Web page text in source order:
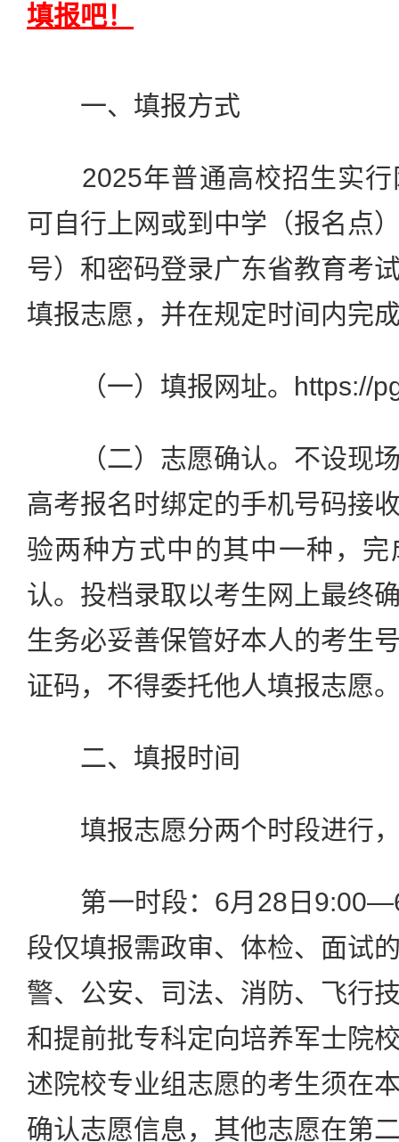
填报吧！
一、填报方式
2025年普通高校招生实行
可自行上网或到中学（报名点
号）和密码登录广东省教育考
填报志愿，并在规定时间内完
（一）填报网址。https://
（二）志愿确认。不设现场
高考报名时绑定的手机号码接
验两种方式中的其中一种，
认。投档录取以考生网上最终
生务必妥善保管好本人的考生
证码，不得委托他人填报志愿
二、填报时间
填报志愿分两个时段进行，
第一时段：6月28日9:00—6
段仅填报需政审、体检、面试
警、公安、司法、消防、飞行
和提前批专科定向培养军士院
述院校专业组志愿的考生须在
确认志愿信息，其他志愿在第